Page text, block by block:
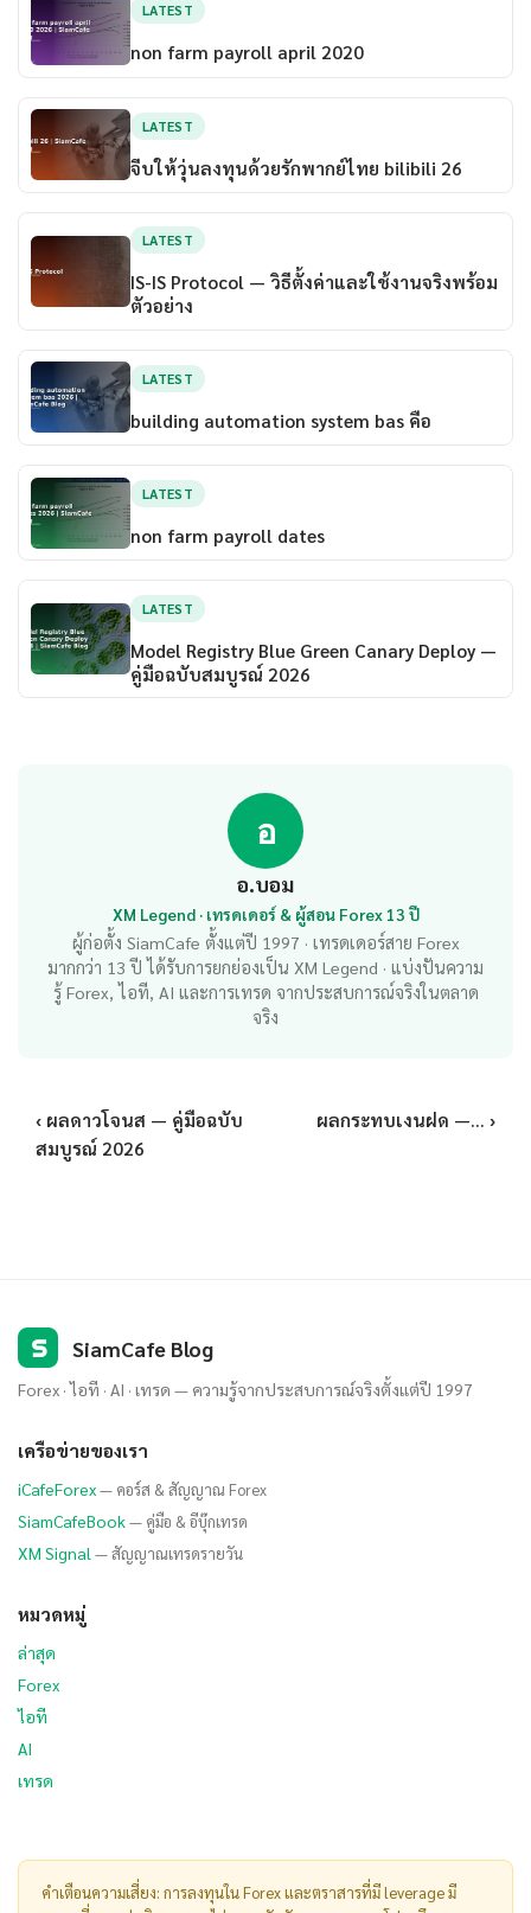
LATEST
non farm payroll april 2020
LATEST
จีบให้วุ่นลงทุนด้วยรักพากย์ไทย bilibili 26
LATEST
IS-IS Protocol — วิธีตั้งค่าและใช้งานจริงพร้อม
ตัวอย่าง
LATEST
building automation system bas คือ
LATEST
non farm payroll dates
LATEST
Model Registry Blue Green Canary Deploy —
คู่มือฉบับสมบูรณ์ 2026
อ
อ.บอม
XM Legend · เทรดเดอร์ & ผู้สอน Forex 13 ปี
ผู้ก่อตั้ง SiamCafe ตั้งแต่ปี 1997 · เทรดเดอร์สาย Forex
มากกว่า 13 ปี ได้รับการยกย่องเป็น XM Legend · แบ่งปันความ
รู้ Forex, ไอที, AI และการเทรด จากประสบการณ์จริงในตลาด
จริง
‹ ผลดาวโจนส — คู่มือฉบับ
สมบูรณ์ 2026
ผลกระทบเงนฝด —... ›
S SiamCafe Blog
Forex · ไอที · AI · เทรด — ความรู้จากประสบการณ์จริงตั้งแต่ปี 1997
เครือข่ายของเรา
iCafeForex— คอร์ส & สัญญาณ Forex
SiamCafeBook— คู่มือ & อีบุ๊กเทรด
XM Signal — สัญญาณเทรดรายวัน
หมวดหมู่
ล่าสุด
Forex
ไอที
AI
เทรด
คำเตือนความเสี่ยง: การลงทุนใน Forex และตราสารที่มี leverage มี